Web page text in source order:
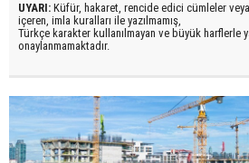
UYARI: Küfür, hakaret, rencide edici cümleler
içeren, imla kuralları ile yazılmamış,
Türkçe karakter kullanılmayan ve büyük harflerle
onaylanmamaktadır.